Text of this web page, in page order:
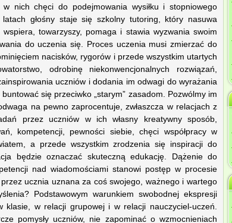
nich chęci do podejmowania wysiłku i stopniowego
głośny staje się szkolny tutoring, który nasuwa
towarzyszy, pomaga i stawia wyzwania swoim
do uczenia się. Proces uczenia musi zmierzać do
nacisków, rygorów i przede wszystkim utartych
odrobinę niekonwencjonalnych rozwiązań,
uczniów i dodania im odwagi do wyrażania
się przeciwko „starym” zasadom. Pozwólmy im
na pewno zaprocentuje, zwłaszcza w relacjach z
przez uczniów w ich własny kreatywny sposób,
kompetencji, pewności siebie, chęci współpracy w
a przede wszystkim zrodzenia się inspiracji do
będzie oznaczać skuteczną edukację. Dążenie do
nad wiadomościami stanowi postęp w procesie
ucznia uznana za coś swojego, ważnego i wartego
Podstawowym warunkiem swobodnej ekspresji
klasie, w relacji grupowej i w relacji nauczyciel-uczeń.
pomysły uczniów, nie zapominać o wzmocnieniach